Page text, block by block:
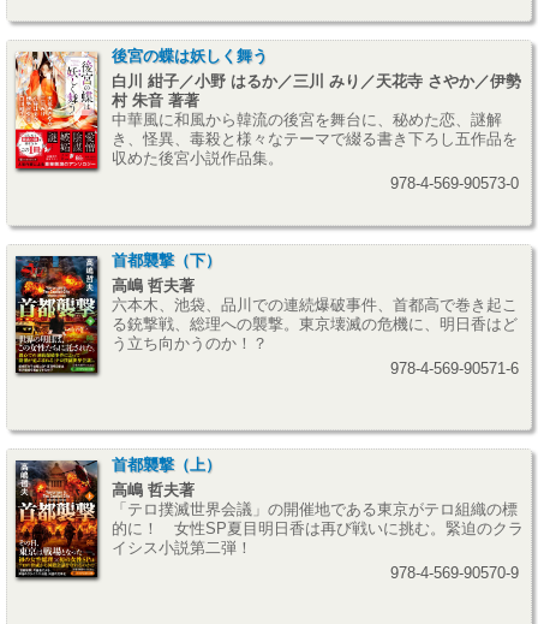
後宮の蝶は妖しく舞う
白川 紺子／小野 はるか／三川 みり／天花寺 さやか／伊勢
村 朱音 著著
中華風に和風から韓流の後宮を舞台に、秘めた恋、謎解
き、怪異、毒殺と様々なテーマで綴る書き下ろし五作品を
収めた後宮小説作品集。
978-4-569-90573-0
首都襲撃（下）
高嶋 哲夫著
六本木、池袋、品川での連続爆破事件、首都高で巻き起こ
る銃撃戦、総理への襲撃。東京壊滅の危機に、明日香はど
う立ち向かうのか！？
978-4-569-90571-6
首都襲撃（上）
高嶋 哲夫著
「テロ撲滅世界会議」の開催地である東京がテロ組織の標
的に！ 女性SP夏目明日香は再び戦いに挑む。緊迫のクラ
イシス小説第二弾！
978-4-569-90570-9